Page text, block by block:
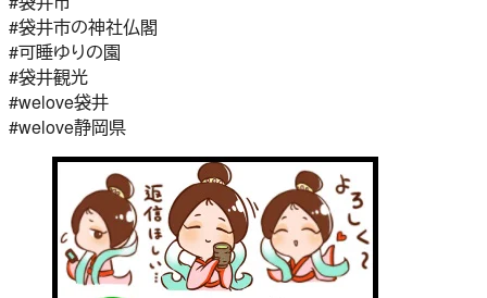
#袋井市の神社仏閣
#可睡ゆりの園
#袋井観光
#welove袋井
#welove静岡県